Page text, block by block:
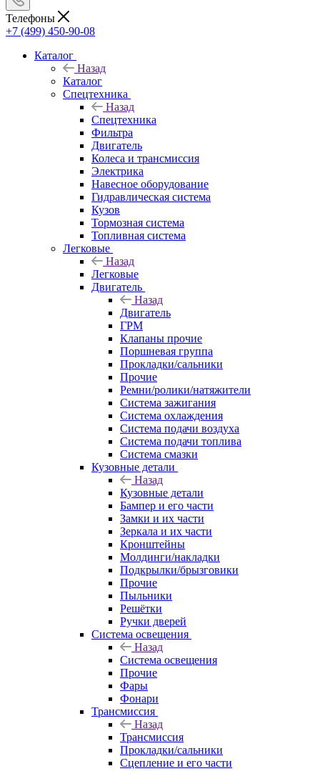
Телефоны
+7 (499) 450-90-08
Каталог
Назад
Каталог
Спецтехника
Назад
Спецтехника
Фильтра
Двигатель
Колеса и трансмиссия
Электрика
Навесное оборудование
Гидравлическая система
Кузов
Тормозная система
Топливная система
Легковые
Назад
Легковые
Двигатель
Назад
Двигатель
ГРМ
Клапаны прочие
Поршневая группа
Прокладки/сальники
Прочие
Ремни/ролики/натяжители
Система зажигания
Система охлаждения
Система подачи воздуха
Система подачи топлива
Система смазки
Кузовные детали
Назад
Кузовные детали
Бампер и его части
Замки и их части
Зеркала и их части
Кронштейны
Молдинги/накладки
Подкрылки/брызговики
Прочие
Пыльники
Решётки
Ручки дверей
Система освещения
Назад
Система освещения
Прочие
Фары
Фонари
Трансмиссия
Назад
Трансмиссия
Прокладки/сальники
Сцепление и его части